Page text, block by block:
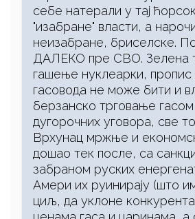
себе натерали у тај
"изабране" власти, а
неизабране, бриселске.
ДАЛЕКО пре СВО. Зелена
гашење нуклеарки, пропис
гасовода не може бити и
берзанско трговање
дугорочних уговора, све
Врхунац мржње и
дошао тек после, са
забраном руских
Амери их руинирају (што
циљ, да уклоне